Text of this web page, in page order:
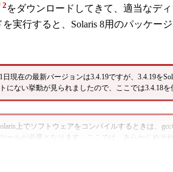
2 をダウンロードしてきて、適当なデ
実行すると、Solaris 8用のパッケー
日現在の最新バージョンは3.4.19ですが、3.4.19を
にない挙動が見られましたので、ここでは3.4.18を
上でソフトウェアをコンパイルするときは、
ールが必要となります。ここでは、あらかじめそ